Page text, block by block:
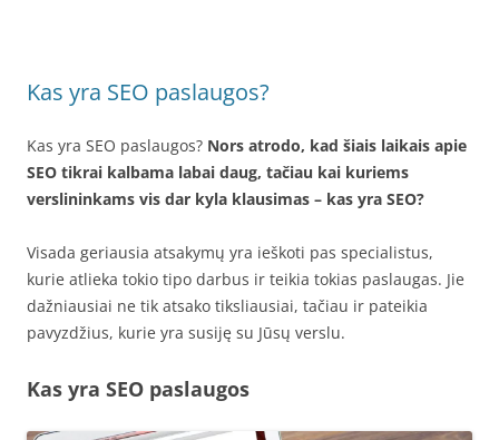
Kas yra SEO paslaugos?
Kas yra SEO paslaugos? Nors atrodo, kad šiais laikais apie
SEO tikrai kalbama labai daug, tačiau kai kuriems
verslininkams vis dar kyla klausimas – kas yra SEO?
Visada geriausia atsakymų yra ieškoti pas specialistus,
kurie atlieka tokio tipo darbus ir teikia tokias paslaugas. Jie
dažniausiai ne tik atsako tiksliausiai, tačiau ir pateikia
pavyzdžius, kurie yra susiję su Jūsų verslu.
Kas yra SEO paslaugos